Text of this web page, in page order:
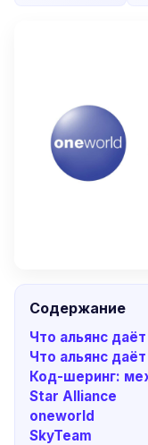
Содержание
Что альянс
Что альянс
Код-шеринг:
Star Alliance
oneworld
SkyTeam